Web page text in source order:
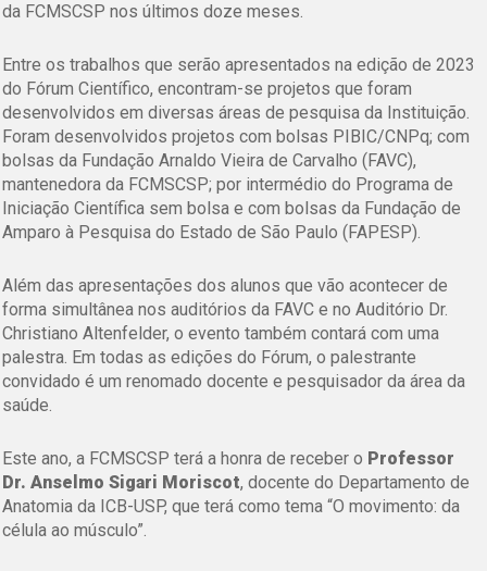
da FCMSCSP nos últimos doze meses.
Entre os trabalhos que serão apresentados na edição de 2023
do Fórum Científico, encontram-se projetos que foram
desenvolvidos em diversas áreas de pesquisa da Instituição.
Foram desenvolvidos projetos com bolsas PIBIC/CNPq; com
bolsas da Fundação Arnaldo Vieira de Carvalho (FAVC),
mantenedora da FCMSCSP; por intermédio do Programa de
Iniciação Científica sem bolsa e com bolsas da Fundação de
Amparo à Pesquisa do Estado de São Paulo (FAPESP).
Além das apresentações dos alunos que vão acontecer de
forma simultânea nos auditórios da FAVC e no Auditório Dr.
Christiano Altenfelder, o evento também contará com uma
palestra. Em todas as edições do Fórum, o palestrante
convidado é um renomado docente e pesquisador da área da
saúde.
Este ano, a FCMSCSP terá a honra de receber o Professor
Dr. Anselmo Sigari Moriscot, docente do Departamento de
Anatomia da ICB-USP, que terá como tema“O movimento: da
célula ao músculo”.